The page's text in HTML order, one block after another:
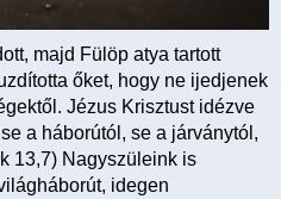
majd Fülöp atya tartott
őket, hogy ne ijedjenek
Jézus Krisztust idézve
a háborútól, se a járványtól,
13,7) Nagyszüleink is
idegen